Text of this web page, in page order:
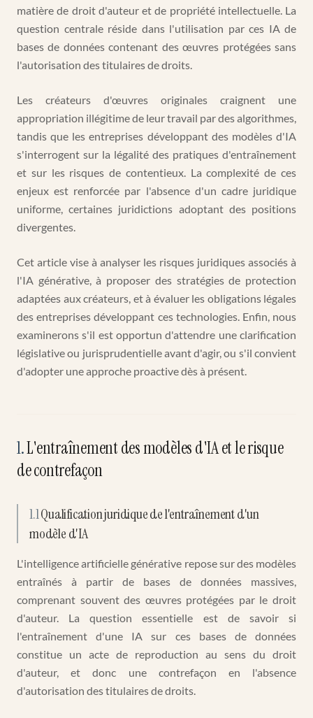
matière de droit d'auteur et de propriété intellectuelle. La
question centrale réside dans l'utilisation par ces IA de
bases de données contenant des œuvres protégées sans
l'autorisation des titulaires de droits.
Les créateurs d'œuvres originales craignent une
appropriation illégitime de leur travail par des algorithmes,
tandis que les entreprises développant des modèles d'IA
s'interrogent sur la légalité des pratiques d'entraînement
et sur les risques de contentieux. La complexité de ces
enjeux est renforcée par l'absence d'un cadre juridique
uniforme, certaines juridictions adoptant des positions
divergentes.
Cet article vise à analyser les risques juridiques associés à
l'IA générative, à proposer des stratégies de protection
adaptées aux créateurs, et à évaluer les obligations légales
des entreprises développant ces technologies. Enfin, nous
examinerons s'il est opportun d'attendre une clarification
législative ou jurisprudentielle avant d'agir, ou s'il convient
d'adopter une approche proactive dès à présent.
1.L'entraînement des modèles d'IA et le risque
de contrefaçon
1.1Qualification juridique de l'entraînement d'un
modèle d'IA
L'intelligence artificielle générative repose sur des modèles
entraînés à partir de bases de données massives,
comprenant souvent des œuvres protégées par le droit
d'auteur. La question essentielle est de savoir si
l'entraînement d'une IA sur ces bases de données
constitue un acte de reproduction au sens du droit
d'auteur, et donc une contrefaçon en l'absence
d'autorisation des titulaires de droits.